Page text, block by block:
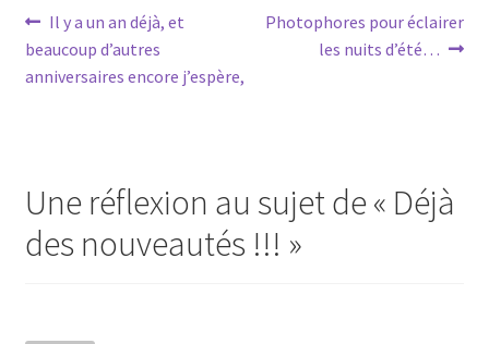
Navigation
de
Article
précédent :
Il y a un an déjà, et
beaucoup d’autres
anniversaires encore j’espère,
Article
suivant :
Photophores pour éclairer
les nuits d’été…
Une réflexion au sujet de « Déjà
des nouveautés !!! »